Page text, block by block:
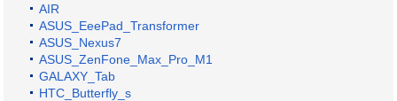
AIR
ASUS_EeePad_Transformer
ASUS_Nexus7
ASUS_ZenFone_Max_Pro_M1
GALAXY_Tab
HTC_Butterfly_s